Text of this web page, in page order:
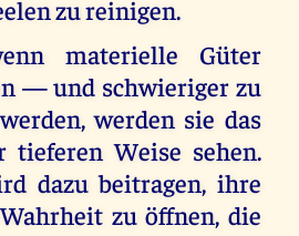
zu reinigen.
materielle Güter
— und schwieriger zu
werden sie das
tieferen Weise sehen.
dazu beitragen, ihre
zu öffnen, die